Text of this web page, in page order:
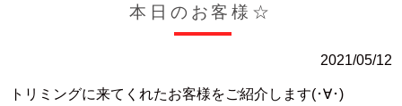
本日のお客様☆
2021/05/12
トリミングに来てくれたお客様をご紹介します(･∀･)